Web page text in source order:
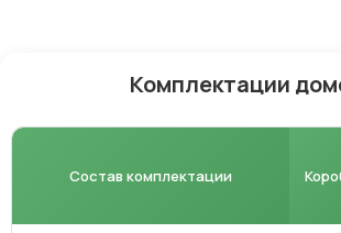
Комплектации
Состав комплектации